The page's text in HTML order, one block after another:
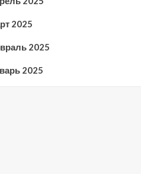
2025
2025
2025